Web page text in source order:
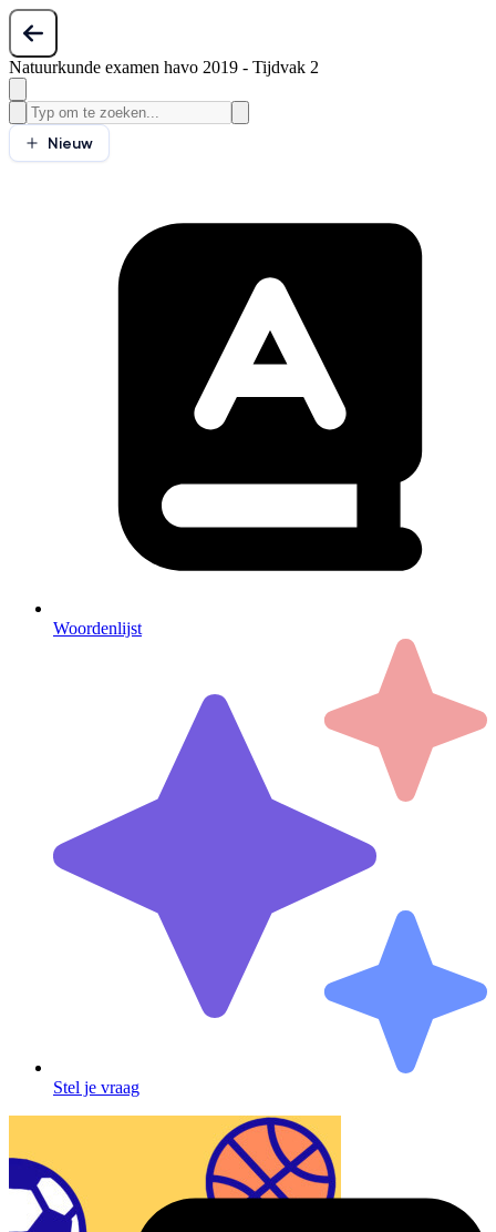
Natuurkunde examen havo 2019 - Tijdvak 2
Nieuw
Woordenlijst
Stel je vraag